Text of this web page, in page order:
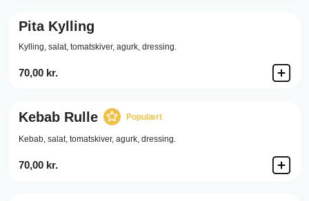
Pita Kylling
Kylling, salat, tomatskiver, agurk, dressing.
70,00 kr.
Kebab Rulle Populært
Kebab, salat, tomatskiver, agurk, dressing.
70,00 kr.